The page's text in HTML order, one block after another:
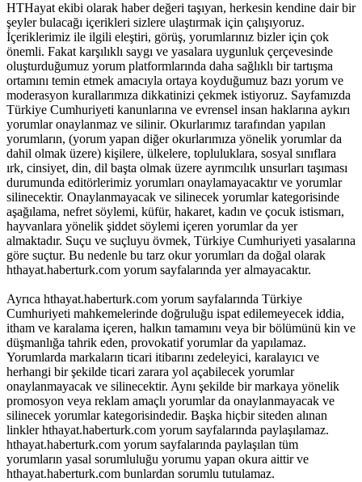
HTHayat ekibi olarak haber değeri taşıyan, herkesin kendine dair bir
şeyler bulacağı içerikleri sizlere ulaştırmak için çalışıyoruz.
İçeriklerimiz ile ilgili eleştiri, görüş, yorumlarınız bizler için çok
önemli. Fakat karşılıklı saygı ve yasalara uygunluk çerçevesinde
oluşturduğumuz yorum platformlarında daha sağlıklı bir tartışma
ortamını temin etmek amacıyla ortaya koyduğumuz bazı yorum ve
moderasyon kurallarımıza dikkatinizi çekmek istiyoruz. Sayfamızda
Türkiye Cumhuriyeti kanunlarına ve evrensel insan haklarına aykırı
yorumlar onaylanmaz ve silinir. Okurlarımız tarafından yapılan
yorumların, (yorum yapan diğer okurlarımıza yönelik yorumlar da
dahil olmak üzere) kişilere, ülkelere, topluluklara, sosyal sınıflara
ırk, cinsiyet, din, dil başta olmak üzere ayrımcılık unsurları taşıması
durumunda editörlerimiz yorumları onaylamayacaktır ve yorumlar
silinecektir. Onaylanmayacak ve silinecek yorumlar kategorisinde
aşağılama, nefret söylemi, küfür, hakaret, kadın ve çocuk istismarı,
hayvanlara yönelik şiddet söylemi içeren yorumlar da yer
almaktadır. Suçu ve suçluyu övmek, Türkiye Cumhuriyeti yasalarına
göre suçtur. Bu nedenle bu tarz okur yorumları da doğal olarak
hthayat.haberturk.com yorum sayfalarında yer almayacaktır.
Ayrıca hthayat.haberturk.com yorum sayfalarında Türkiye
Cumhuriyeti mahkemelerinde doğruluğu ispat edilemeyecek iddia,
itham ve karalama içeren, halkın tamamını veya bir bölümünü kin ve
düşmanlığa tahrik eden, provokatif yorumlar da yapılamaz.
Yorumlarda markaların ticari itibarını zedeleyici, karalayıcı ve
herhangi bir şekilde ticari zarara yol açabilecek yorumlar
onaylanmayacak ve silinecektir. Aynı şekilde bir markaya yönelik
promosyon veya reklam amaçlı yorumlar da onaylanmayacak ve
silinecek yorumlar kategorisindedir. Başka hiçbir siteden alınan
linkler hthayat.haberturk.com yorum sayfalarında paylaşılamaz.
hthayat.haberturk.com yorum sayfalarında paylaşılan tüm
yorumların yasal sorumluluğu yorumu yapan okura aittir ve
hthayat.haberturk.com bunlardan sorumlu tutulamaz.